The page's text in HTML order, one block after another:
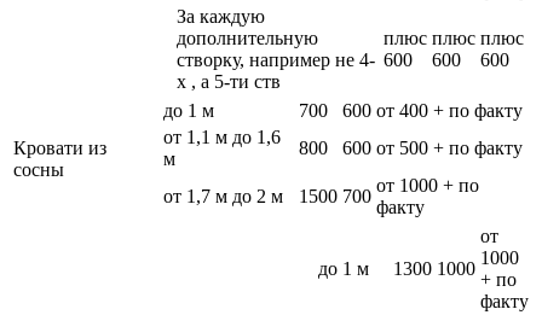
За каждую
дополнительную
створку, например не 4-
х , а 5-ти ств
плюс
600
плюс
600
плюс
600
Кровати из
сосны
до 1 м 700 600 от 400 + по факту
от 1,1 м до 1,6
м
800 600 от 500 + по факту
от 1,7 м до 2 м 1500 700
от 1000 + по
факту
до 1 м 1300 1000
от
1000
+ по
факту